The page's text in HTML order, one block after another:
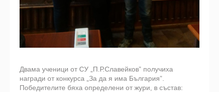
Двама ученици от СУ „П.Р.Славейков” получиха
награди от конкурса „За да я има България”.
Победителите бяха определени от жури, в състав: